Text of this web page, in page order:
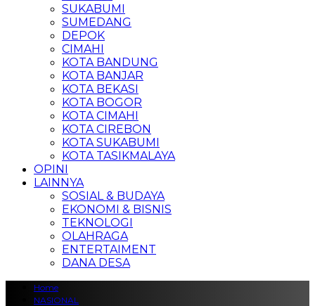
SUKABUMI
SUMEDANG
DEPOK
CIMAHI
KOTA BANDUNG
KOTA BANJAR
KOTA BEKASI
KOTA BOGOR
KOTA CIMAHI
KOTA CIREBON
KOTA SUKABUMI
KOTA TASIKMALAYA
OPINI
LAINNYA
SOSIAL & BUDAYA
EKONOMI & BISNIS
TEKNOLOGI
OLAHRAGA
ENTERTAIMENT
DANA DESA
Home
NASIONAL